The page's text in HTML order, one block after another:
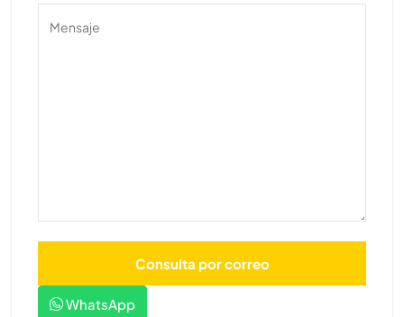
WhatsApp